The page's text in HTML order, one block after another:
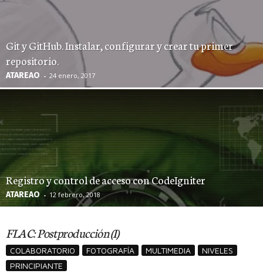
Git y GitHub. Instalar, configurar y crear tu primer
repositorio.
ATAREAO - 24 enero, 2017
Registro y control de acceso con CodeIgniter
ATAREAO - 12 febrero, 2018
FLAC: Postproducción (I)
COLABORATORIO FOTOGRAFÍA MULTIMEDIA
NIVELES
PRINCIPIANTE